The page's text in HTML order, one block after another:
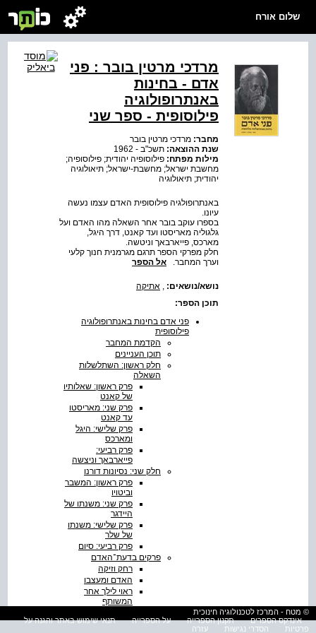
שלום אורח
מרדכי מרטין בובר : פני
אדם - בחינות
באנתרופולוגיה
פילוסופית - ספר שני
מחבר: מרדכי מרטין בובר
שנת ההוצאה: תשכ"ב - 1962
מילות מפתח: פילוסופיה יהודית; פילוסופיה;
מחשבת ישראל; מחשבת-ישראל; תיאולוגיה
יהודית; תיאולוגיה
באנתרופולגיה פילוסופית האדם עצמו נעשה
עיונו.
בספרו עוקב בובר אחר השאלה מהו האדם ועל
גלגוליה מאריסטו ועד קאנט, דרך היגל,
מארכס, פייארבאך וניטשה.
חלק מפרקי הספר תרגם מגרמנית חנוך קלעי
וערך המחבר. אל הספר
נושא/נושאים:
אתיקה
תוכן הספר:
פני אדם בחינות באנתרופולוגיה
פילוסופית
הקדמת המחבר
תוכן העניינים
חלק ראשון: השתלשלות
השאלה
פרק ראשון: שאלותיו
של קאנט
פרק שני: מאריסטו
עד קאנט
פרק שלישי: היגל
ומארכס
פרק רביעי:
פייארבאך וניצשה
חלק שני: נסיונות דורנו
פרק ראשון: המשבר
וביטויו
פרק שני: משנתו של
היידגר
פרק שלישי: משנתו
של שלר
פרק רביעי: סיום
פרקים בדעת־האדם
רחק וזיקה
האדם ומעצבו
ראוי לילך אחר
המשותף
אשמה ורגשות אשמה
© מטח - המרכז לטכנולוגיה חינוכית
אינדקס הספרים
תקנון הספרייה על הספרייה
תנאי שימוש באתר והגנה על
פרטיות
הסדרי נגישות עזרה